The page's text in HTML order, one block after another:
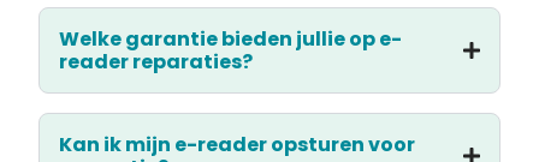
Welke garantie bieden jullie op e-
reader reparaties?
Kan ik mijn e-reader opsturen voor